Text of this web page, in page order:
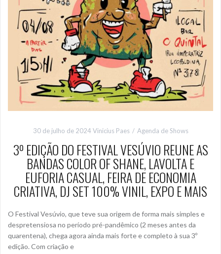
30 de julho de 2024 Vinicius Paes Agenda de Shows
3º EDIÇÃO DO FESTIVAL VESÚVIO REUNE AS
BANDAS COLOR OF SHANE, LAVOLTA E
EUFORIA CASUAL, FEIRA DE ECONOMIA
CRIATIVA, DJ SET 100% VINIL, EXPO E MAIS
O Festival Vesúvio, que teve sua origem de forma mais simples e
despretensiosa no período pré-pandêmico (2 meses antes da
quarentena), chega agora ainda mais forte e completo à sua 3º
edição. Com criação e